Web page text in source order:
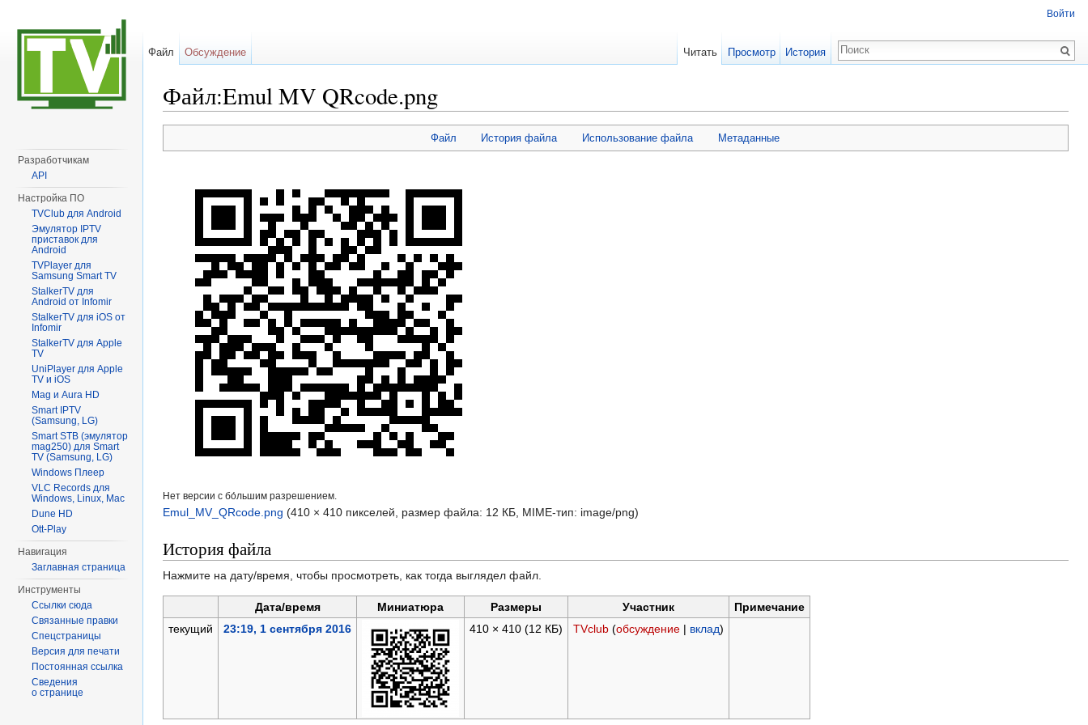
Файл:Emul MV QRcode.png
Файл История файла Использование файла Метаданные
Нет версии с бо́льшим разрешением.
Emul_MV_QRcode.png (410 × 410 пикселей, размер файла: 12 КБ, MIME-тип: image/png)
История файла
Нажмите на дату/время, чтобы просмотреть, как тогда выглядел файл.
Дата/время Миниатюра Размеры Участник
Примечание
текущий
23:19, 1 сентября 2016 410 × 410 (12 КБ) TVclub (обсуждение| вклад)
Войти
Файл Обсуждение Читать Просмотр История
Разработчикам
API
Настройка ПО
TVClub для Android
Эмулятор IPTV
приставок для
Android
TVPlayer для
Samsung Smart TV
StalkerTV для
Android от Infomir
StalkerTV для iOS от
Infomir
StalkerTV для Apple
TV
UniPlayer для Apple
TV и iOS
Mag и Aura HD
Smart IPTV
(Samsung, LG)
Smart STB (эмулятор
mag250) для Smart
TV (Samsung, LG)
Windows Плеер
VLC Records для
Windows, Linux, Mac
Dune HD
Ott-Play
Навигация
Заглавная страница
Инструменты
Ссылки сюда
Связанные правки
Спецстраницы
Версия для печати
Постоянная ссылка
Сведения
о странице